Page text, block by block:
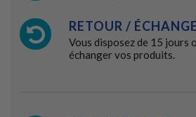
RETOUR /
Vous disposez de 15 jours
échanger vos produits.